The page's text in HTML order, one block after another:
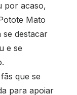
por acaso,
Mato
se destacar
e se
que se
para apoiar